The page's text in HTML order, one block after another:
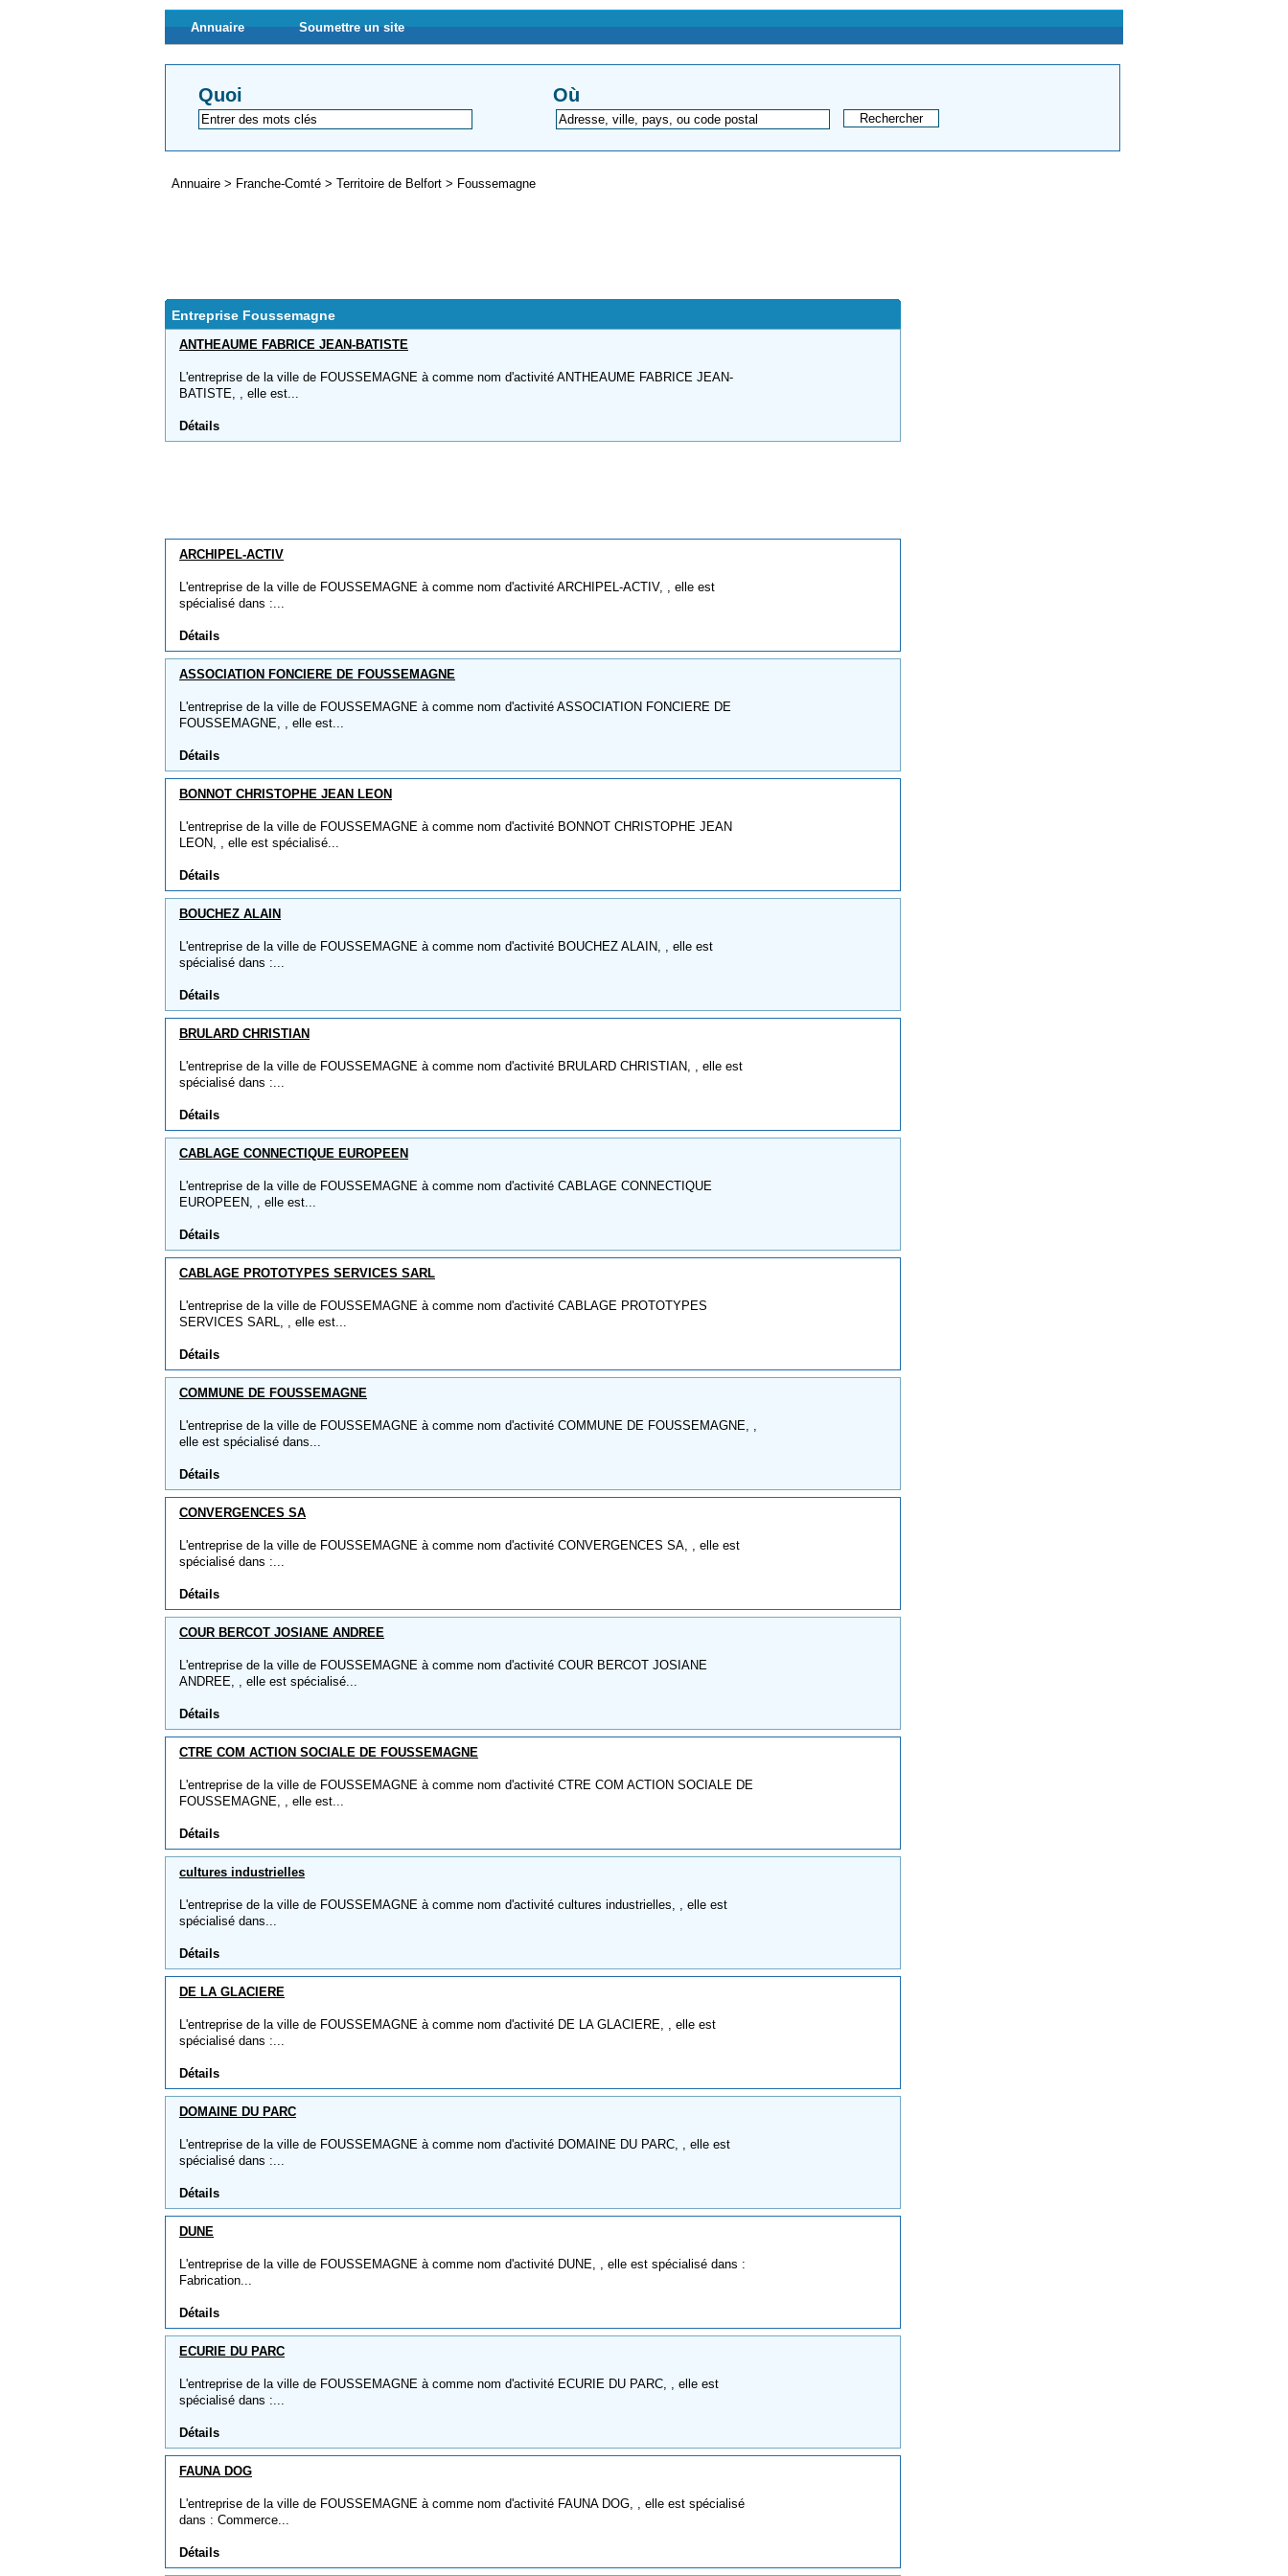
Annuaire Soumettre un site
Quoi Où
Annuaire > Franche-Comté > Territoire de Belfort > Foussemagne
Entreprise Foussemagne
ANTHEAUME FABRICE JEAN-BATISTE
L'entreprise de la ville de FOUSSEMAGNE à comme nom d'activité ANTHEAUME FABRICE JEAN-
BATISTE, , elle est...
Détails
ARCHIPEL-ACTIV
L'entreprise de la ville de FOUSSEMAGNE à comme nom d'activité ARCHIPEL-ACTIV, , elle est
spécialisé dans :...
Détails
ASSOCIATION FONCIERE DE FOUSSEMAGNE
L'entreprise de la ville de FOUSSEMAGNE à comme nom d'activité ASSOCIATION FONCIERE DE
FOUSSEMAGNE, , elle est...
Détails
BONNOT CHRISTOPHE JEAN LEON
L'entreprise de la ville de FOUSSEMAGNE à comme nom d'activité BONNOT CHRISTOPHE JEAN
LEON, , elle est spécialisé...
Détails
BOUCHEZ ALAIN
L'entreprise de la ville de FOUSSEMAGNE à comme nom d'activité BOUCHEZ ALAIN, , elle est
spécialisé dans :...
Détails
BRULARD CHRISTIAN
L'entreprise de la ville de FOUSSEMAGNE à comme nom d'activité BRULARD CHRISTIAN, , elle est
spécialisé dans :...
Détails
CABLAGE CONNECTIQUE EUROPEEN
L'entreprise de la ville de FOUSSEMAGNE à comme nom d'activité CABLAGE CONNECTIQUE
EUROPEEN, , elle est...
Détails
CABLAGE PROTOTYPES SERVICES SARL
L'entreprise de la ville de FOUSSEMAGNE à comme nom d'activité CABLAGE PROTOTYPES
SERVICES SARL, , elle est...
Détails
COMMUNE DE FOUSSEMAGNE
L'entreprise de la ville de FOUSSEMAGNE à comme nom d'activité COMMUNE DE FOUSSEMAGNE, ,
elle est spécialisé dans...
Détails
CONVERGENCES SA
L'entreprise de la ville de FOUSSEMAGNE à comme nom d'activité CONVERGENCES SA, , elle est
spécialisé dans :...
Détails
COUR BERCOT JOSIANE ANDREE
L'entreprise de la ville de FOUSSEMAGNE à comme nom d'activité COUR BERCOT JOSIANE
ANDREE, , elle est spécialisé...
Détails
CTRE COM ACTION SOCIALE DE FOUSSEMAGNE
L'entreprise de la ville de FOUSSEMAGNE à comme nom d'activité CTRE COM ACTION SOCIALE DE
FOUSSEMAGNE, , elle est...
Détails
cultures industrielles
L'entreprise de la ville de FOUSSEMAGNE à comme nom d'activité cultures industrielles, , elle est
spécialisé dans...
Détails
DE LA GLACIERE
L'entreprise de la ville de FOUSSEMAGNE à comme nom d'activité DE LA GLACIERE, , elle est
spécialisé dans :...
Détails
DOMAINE DU PARC
L'entreprise de la ville de FOUSSEMAGNE à comme nom d'activité DOMAINE DU PARC, , elle est
spécialisé dans :...
Détails
DUNE
L'entreprise de la ville de FOUSSEMAGNE à comme nom d'activité DUNE, , elle est spécialisé dans :
Fabrication...
Détails
ECURIE DU PARC
L'entreprise de la ville de FOUSSEMAGNE à comme nom d'activité ECURIE DU PARC, , elle est
spécialisé dans :...
Détails
FAUNA DOG
L'entreprise de la ville de FOUSSEMAGNE à comme nom d'activité FAUNA DOG, , elle est spécialisé
dans : Commerce...
Détails